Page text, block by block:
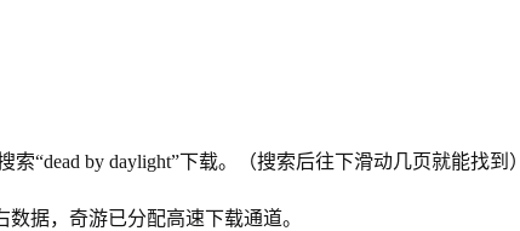
“dead by daylight”下载。（搜索后往下滑动几页就能找到）
数据，奇游已分配高速下载通道。